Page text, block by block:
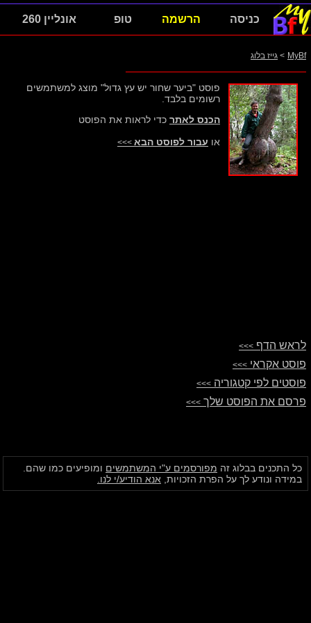
כניסה הרשמה טופ אונליין 260
MyBf
> גייז בלוג
פוסט "ביער שחור יש עץ גדול" מוצג למשתמשים
רשומים בלבד.
הכנס לאתר כדי לראות את הפוסט
או עבור לפוסט הבא >>>
לראש הדף >>>
פוסט אקראי >>>
פוסטים לפי קטגוריה >>>
פרסם את הפוסט שלך >>>
כל התכנים בבלוג זה מפורסמים ע"י המשתמשים ומופיעים כמו שהם.
במידה ונודע לך על הפרת הזכויות, אנא הודיע/י לנו.